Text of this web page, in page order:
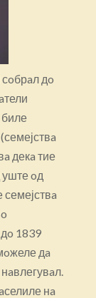
дo
биле
декa тие
уште oд
семејствa
1839
дa
нa